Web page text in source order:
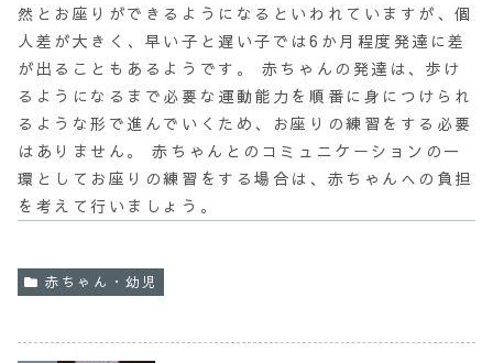
然とお座りができる ようになるといわれていますが、個
人差が大きく、早い子と遅い子では6か月程度発達に差
が出ることもあるようです。 赤ちゃんの発達は、歩け
るようになるまで必要な運動能力を順番に身につけられ
るような形で進んでいくため、お座りの練習をする必要
はありません。 赤ちゃんとのコミュニケーションの一
環としてお座りの練習をする場合は、赤ちゃんへの負担
を考えて行いましょう。
赤ちゃん・幼児